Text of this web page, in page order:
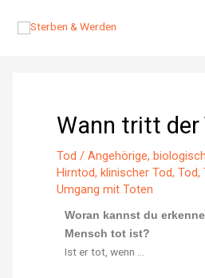
Inhalt
Wann tritt der
Tod / Angehörige,
Hirntod, klinischer Tod, Tod,
Umgang mit Toten
Woran kannst du
Mensch tot ist?
Ist er tot, wenn …